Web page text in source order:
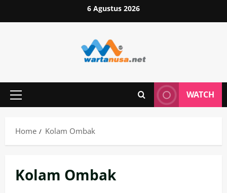
to
6 Agustus 2026
Primary
WATCH
Home Kolam Ombak
Kolam Ombak